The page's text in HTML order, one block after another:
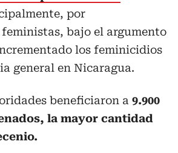
por
bajo el argumento
los feminicidios
general en Nicaragua.
beneficiaron a 9.900
la mayor cantidad